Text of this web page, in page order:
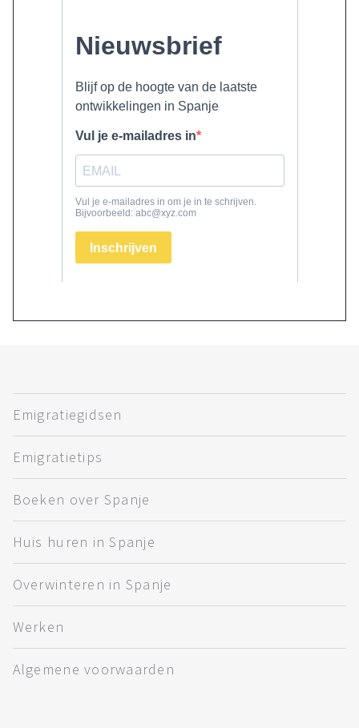
Emigratiegidsen
Emigratietips
Boeken over Spanje
Huis huren in Spanje
Overwinteren in Spanje
Werken
Algemene voorwaarden